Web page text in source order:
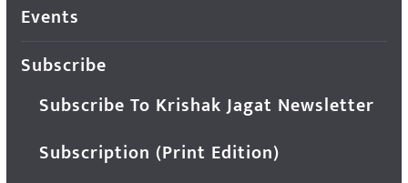
Events
Subscribe
Subscribe To Krishak Jagat Newsletter
Subscription (Print Edition)